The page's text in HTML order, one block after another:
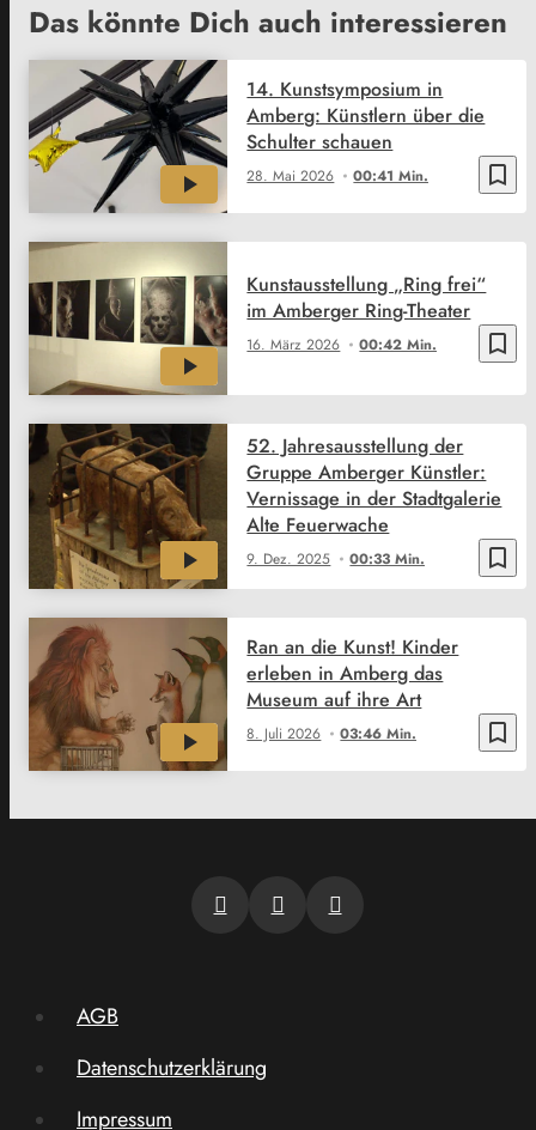
Das könnte Dich auch interessieren
bookmark_border
28. Mai 2026 00:41 Min.
14. Kunstsymposium in
Amberg: Künstlern über die
Schulter schauen
bookmark_border
16. März 2026 00:42 Min.
Kunstausstellung „Ring frei“
im Amberger Ring-Theater
bookmark_border
9. Dez. 2025 00:33 Min.
52. Jahresausstellung der
Gruppe Amberger Künstler:
Vernissage in der Stadtgalerie
Alte Feuerwache
bookmark_border
8. Juli 2026 03:46 Min.
Ran an die Kunst! Kinder
erleben in Amberg das
Museum auf ihre Art
AGB
Datenschutzerklärung
Impressum